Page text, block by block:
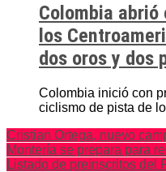
Colombia
los
dos oros y dos
Colombia inició con
ciclismo de pista de
Cristian Ortega, nuevo
Montería se prepara para
Listado de preinscritos del